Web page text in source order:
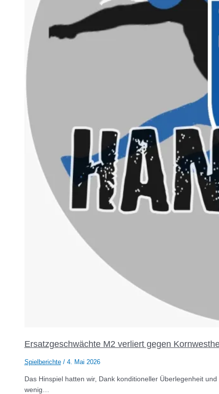
Ersatzgeschwächte M2 verliert gegen
Spielberichte/ 4. Mai 2026
Das Hinspiel hatten wir, Dank konditioneller Überlegenheit
wenig…